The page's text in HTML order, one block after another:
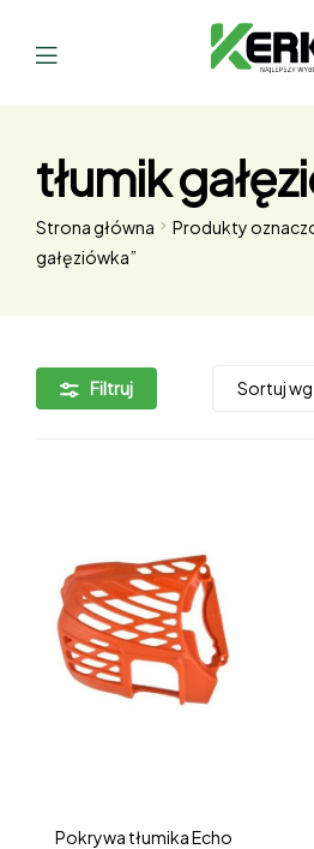
tłumik
Strona główna
Produkty
gałęziówka”
Filtruj
Pokrywa tłumika Echo